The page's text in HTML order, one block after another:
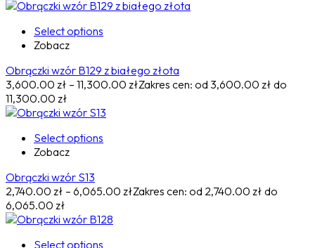
Select options
Zobacz
Obrączki wzór B129 z białego złota
3,600.00 zł – 11,300.00 złZakres cen: od 3,600.00 zł do
11,300.00 zł
Select options
Zobacz
Obrączki wzór S13
2,740.00 zł – 6,065.00 złZakres cen: od 2,740.00 zł do
6,065.00 zł
Select options